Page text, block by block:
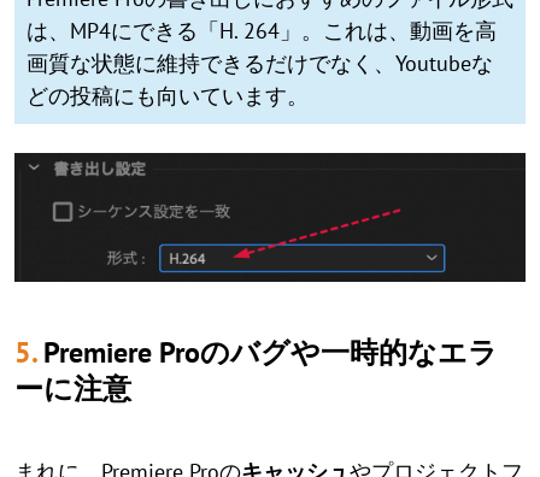
は、MP4にできる「H. 264」。これは、動画を高
画質な状態に維持できるだけでなく、Youtubeな
どの投稿にも向いています。
5.Premiere Proのバグや一時的なエラ
ーに注意